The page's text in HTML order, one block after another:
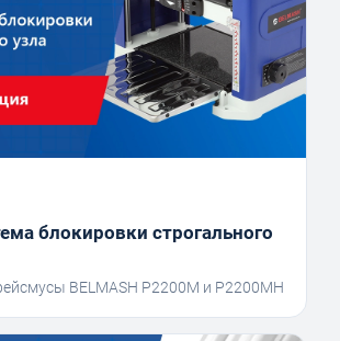
блокировки строгального
BELMASH P2200M и P2200MH